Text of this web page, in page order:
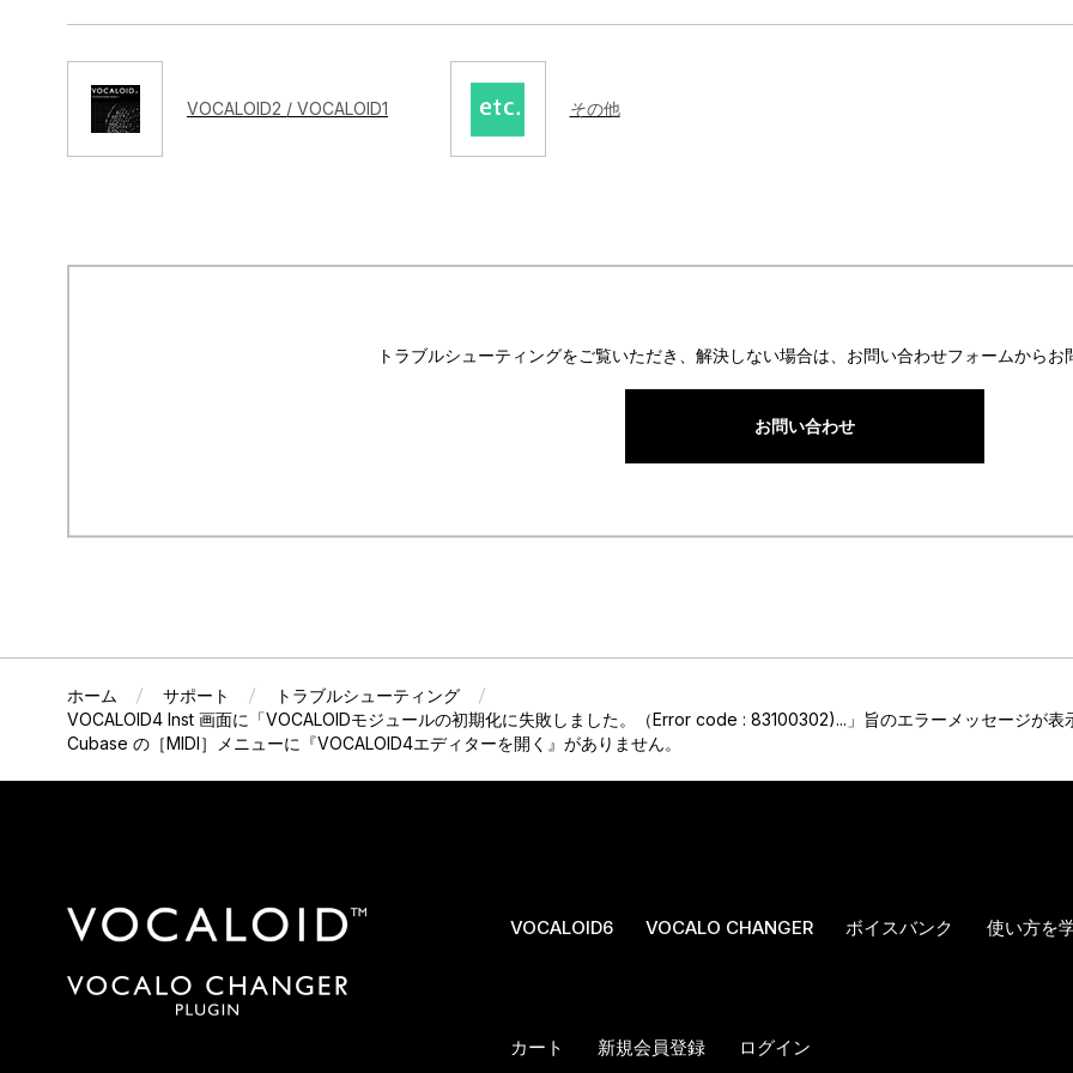
VOCALOID2 / VOCALOID1 その他
トラブルシューティングをご覧いただき、解決しない場合は、お問い合わせフォームからお
お問い合わせ
ホーム サポート
トラブルシューティング
VOCALOID4 Inst 画面に「VOCALOIDモジュールの初期化に失敗しました。（Error code : 83100302)...」旨のエラーメッセージが表
Cubase の［MIDI］メニューに『VOCALOID4エディターを開く』がありません。
VOCALOID6 VOCALO CHANGER ボイスバンク 使い方を
カート 新規会員登録 ログイン